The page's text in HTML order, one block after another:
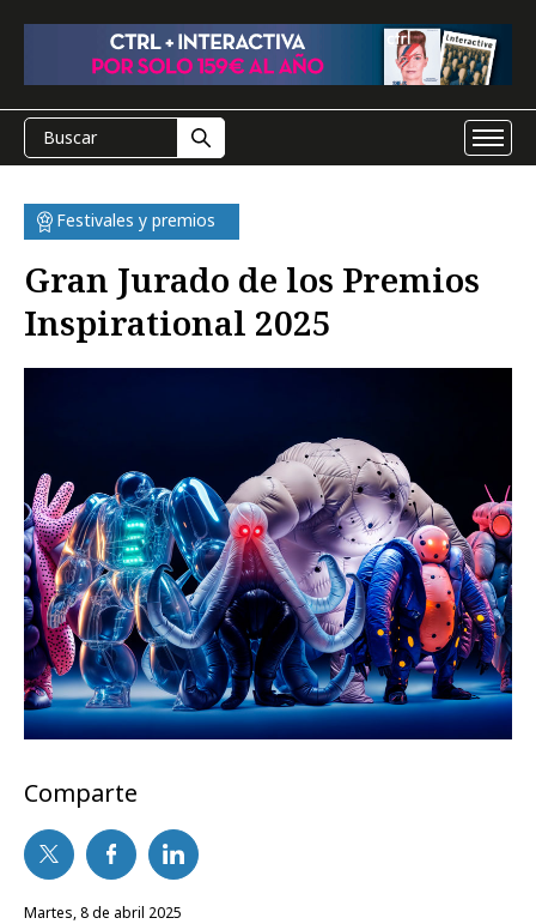
Festivales y premios
Gran Jurado de los Premios
Inspirational 2025
Comparte
martes, 8 de abril 2025